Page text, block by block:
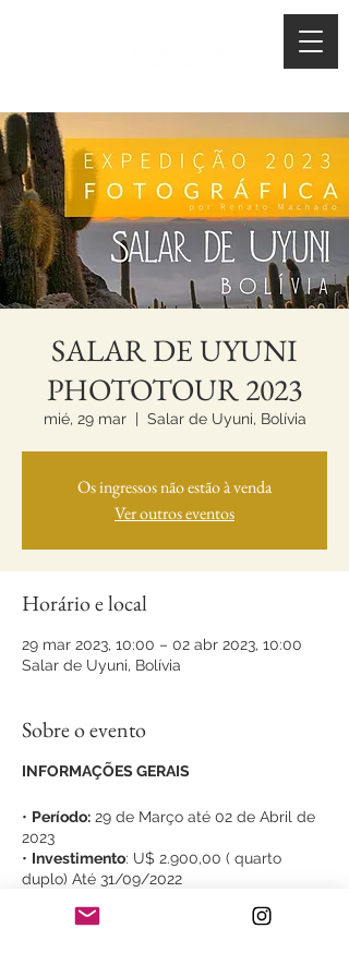
SALAR DE UYUNI
PHOTOTOUR 2023
mié, 29 mar
  |
Salar de Uyuni, Bolívia
Os ingressos não estão à venda
Ver outros eventos
Horário e local
29 mar 2023, 10:00 – 02 abr 2023, 10:00
Salar de Uyuni, Bolívia
Sobre o evento
INFORMAÇÕES GERAIS
• Período: 29 de Março até 02 de Abril de
2023
• Investimento: U$ 2.900,00 ( quarto
duplo) Até 31/09/2022
de paisagens, vida selvagem e